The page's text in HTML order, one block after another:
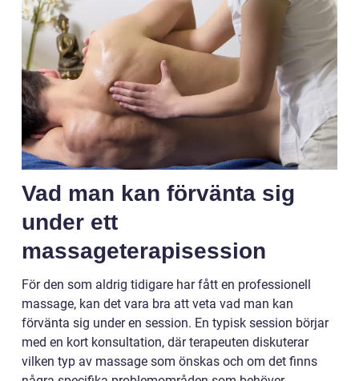
Vad man kan förvänta sig
under ett
massageterapisession
För den som aldrig tidigare har fått en professionell
massage, kan det vara bra att veta vad man kan
förvänta sig under en session. En typisk session börjar
med en kort konsultation, där terapeuten diskuterar
vilken typ av massage som önskas och om det finns